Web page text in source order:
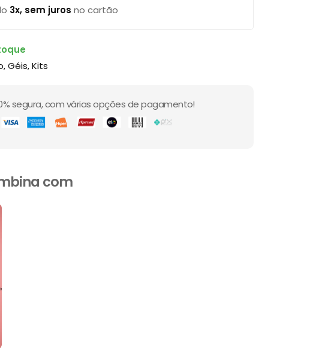
3x, sem juros no cartão
,Géis,Kits
segura, com várias opções de pagamento!
com